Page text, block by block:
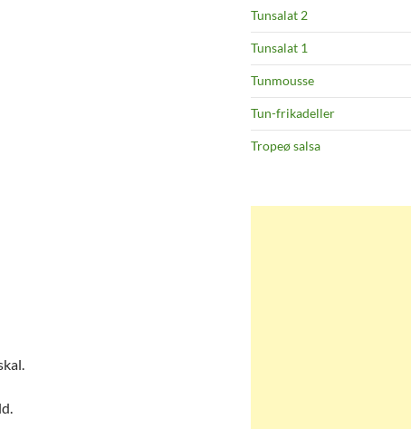
Tunsalat 2
Tunsalat 1
Tunmousse
Tun-frikadeller
Tropeø salsa